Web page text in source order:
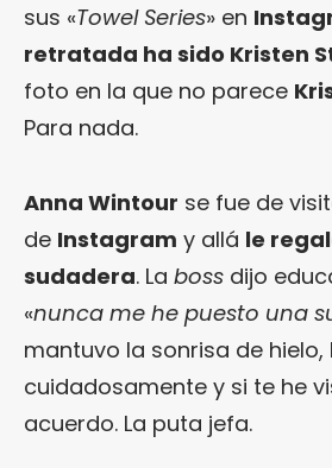
sus «Towel Series» en
retratada ha sido Kristen
foto en la que no parece
Para nada.
Anna Wintour se fue de
de Instagram y allá le
sudadera. La boss dijo
«nunca me he puesto una
mantuvo la sonrisa de hielo,
cuidadosamente y si te he
acuerdo. La puta jefa.